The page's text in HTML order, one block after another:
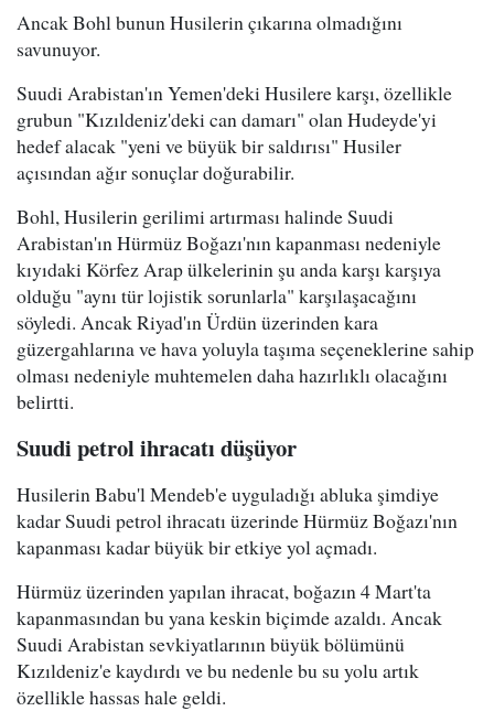
Ancak Bohl bunun Husilerin çıkarına olmadığını
savunuyor.
Suudi Arabistan'ın Yemen'deki Husilere karşı, özellikle
grubun "Kızıldeniz'deki can damarı" olan Hudeyde'yi
hedef alacak "yeni ve büyük bir saldırısı" Husiler
açısından ağır sonuçlar doğurabilir.
Bohl, Husilerin gerilimi artırması halinde Suudi
Arabistan'ın Hürmüz Boğazı'nın kapanması nedeniyle
kıyıdaki Körfez Arap ülkelerinin şu anda karşı karşıya
olduğu "aynı tür lojistik sorunlarla" karşılaşacağını
söyledi. Ancak Riyad'ın Ürdün üzerinden kara
güzergahlarına ve hava yoluyla taşıma seçeneklerine sahip
olması nedeniyle muhtemelen daha hazırlıklı olacağını
belirtti.
Suudi petrol ihracatı düşüyor
Husilerin Babu'l Mendeb'e uyguladığı abluka şimdiye
kadar Suudi petrol ihracatı üzerinde Hürmüz Boğazı'nın
kapanması kadar büyük bir etkiye yol açmadı.
Hürmüz üzerinden yapılan ihracat, boğazın 4 Mart'ta
kapanmasından bu yana keskin biçimde azaldı. Ancak
Suudi Arabistan sevkiyatlarının büyük bölümünü
Kızıldeniz'e kaydırdı ve bu nedenle bu su yolu artık
özellikle hassas hale geldi.